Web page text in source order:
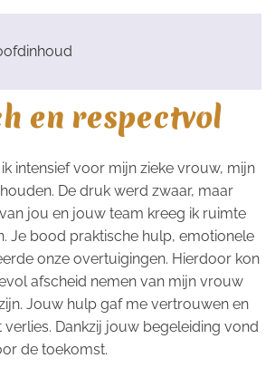
en respectvol
intensief voor mijn zieke vrouw, mijn
De druk werd zwaar, maar
jou en jouw team kreeg ik ruimte
Je bood praktische hulp, emotionele
onze overtuigingen. Hierdoor kon
afscheid nemen van mijn vrouw
Jouw hulp gaf me vertrouwen en
verlies. Dankzij jouw begeleiding vond
de toekomst.